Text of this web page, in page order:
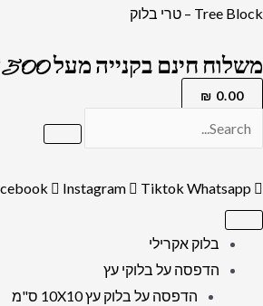
דילוג
Tree Block – טרי בלוק
משלוח חינם בקנייה מעל 500 ש"ח התחייבות לרמה הגבוה בארץ !
0.00
₪
Instagram Tiktok Whatsapp
בלוק אקרילי
הדפסה על בלוקי עץ
הדפסה על בלוק עץ 10X10 ס"מ
כמות
2381
אקרילי
של
מזמור
לתודה